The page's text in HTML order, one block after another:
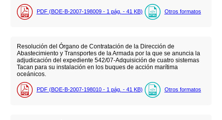
PDF (BOE-B-2007-198009 - 1 pág. - 41 KB) Otros formatos
Resolución del Órgano de Contratación de la Dirección de
Abastecimiento y Transportes de la Armada por la que se anuncia la
adjudicación del expediente 542/07-Adquisición de cuatro sistemas
Tacan para su instalación en los buques de acción marítima
oceánicos.
PDF (BOE-B-2007-198010 - 1 pág. - 41 KB) Otros formatos